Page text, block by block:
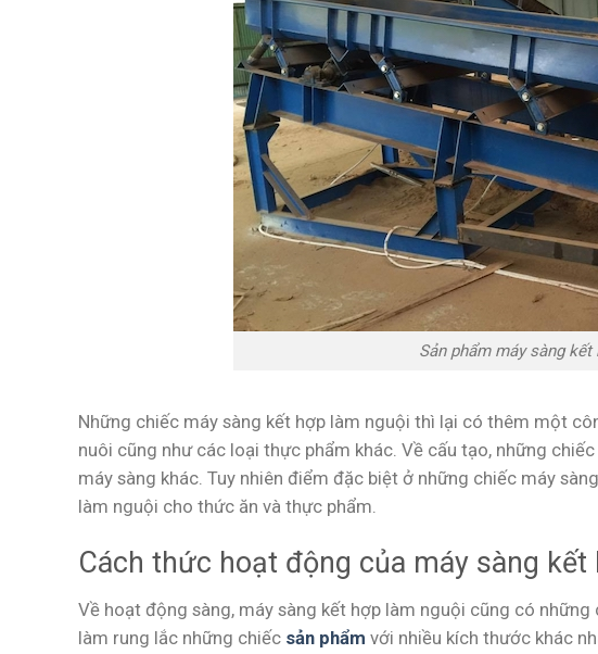
Sản phẩm máy sàng
Những chiếc máy sàng kết hợp làm nguội thì lại có thêm một
nuôi cũng như các loại thực phẩm khác. Về cấu tạo, những
máy sàng khác. Tuy nhiên điểm đặc biệt ở những chiếc máy
làm nguội cho thức ăn và thực phẩm.
Cách thức hoạt động của máy sàng kết
Về hoạt động sàng, máy sàng kết hợp làm nguội cũng có
làm rung lắc những chiếc sản phẩm với nhiều kích thước khác